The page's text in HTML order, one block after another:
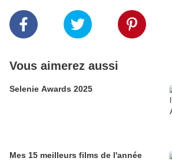
Vous aimerez aussi
Selenie Awards 2025
Mes 15 meilleurs films de l'année